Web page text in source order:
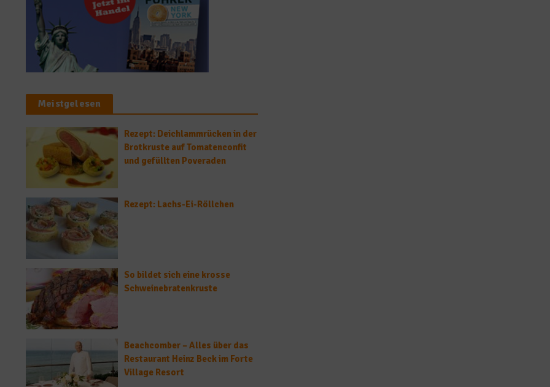
Meistgelesen
Rezept: Deichlammrücken in der
Brotkruste auf Tomatenconfit
und gefüllten Poveraden
Rezept: Lachs-Ei-Röllchen
So bildet sich eine krosse
Schweinebratenkruste
Beachcomber – Alles über das
Restaurant Heinz Beck im Forte
Village Resort